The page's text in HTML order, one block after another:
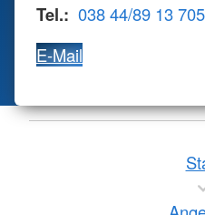
Tel.: 038 44/89 13 705
E-Mail